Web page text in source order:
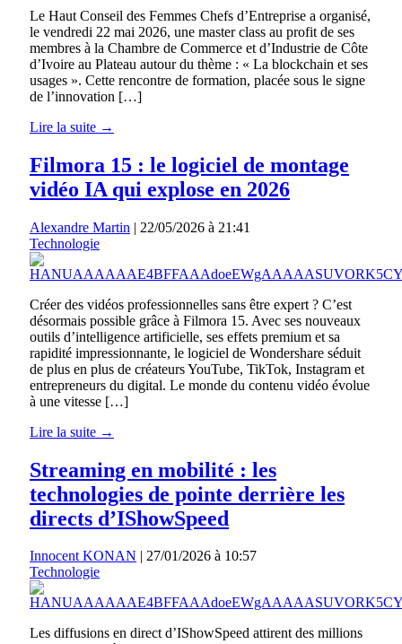
Le Haut Conseil des Femmes Chefs d’Entreprise a organisé,
le vendredi 22 mai 2026, une master class au profit de ses
membres à la Chambre de Commerce et d’Industrie de Côte
d’Ivoire au Plateau autour du thème : « La blockchain et ses
usages ». Cette rencontre de formation, placée sous le signe
de l’innovation […]
Lire la suite →
Filmora 15 : le logiciel de montage
vidéo IA qui explose en 2026
Alexandre Martin | 22/05/2026 à 21:41
Technologie
Créer des vidéos professionnelles sans être expert ? C’est
désormais possible grâce à Filmora 15. Avec ses nouveaux
outils d’intelligence artificielle, ses effets premium et sa
rapidité impressionnante, le logiciel de Wondershare séduit
de plus en plus de créateurs YouTube, TikTok, Instagram et
entrepreneurs du digital. Le monde du contenu vidéo évolue
à une vitesse […]
Lire la suite →
Streaming en mobilité : les
technologies de pointe derrière les
directs d’IShowSpeed
Innocent KONAN | 27/01/2026 à 10:57
Technologie
Les diffusions en direct d’IShowSpeed attirent des millions